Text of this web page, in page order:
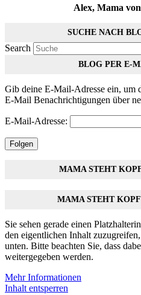
Alex, Mama
SUCHE NACH
Search
BLOG PER E-
Gib deine E-Mail-Adresse ein, um
E-Mail Benachrichtigungen über
E-Mail-Adresse:
Folgen
MAMA STEHT
MAMA STEHT
Sie sehen gerade einen
den eigentlichen Inhalt
unten. Bitte beachten Sie, dass
weitergegeben werden.
Mehr Informationen
Inhalt entsperren